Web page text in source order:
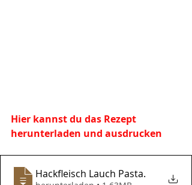
Hier kannst du das Rezept
herunterladen und ausdrucken
Hackfleisch Lauch Pasta.